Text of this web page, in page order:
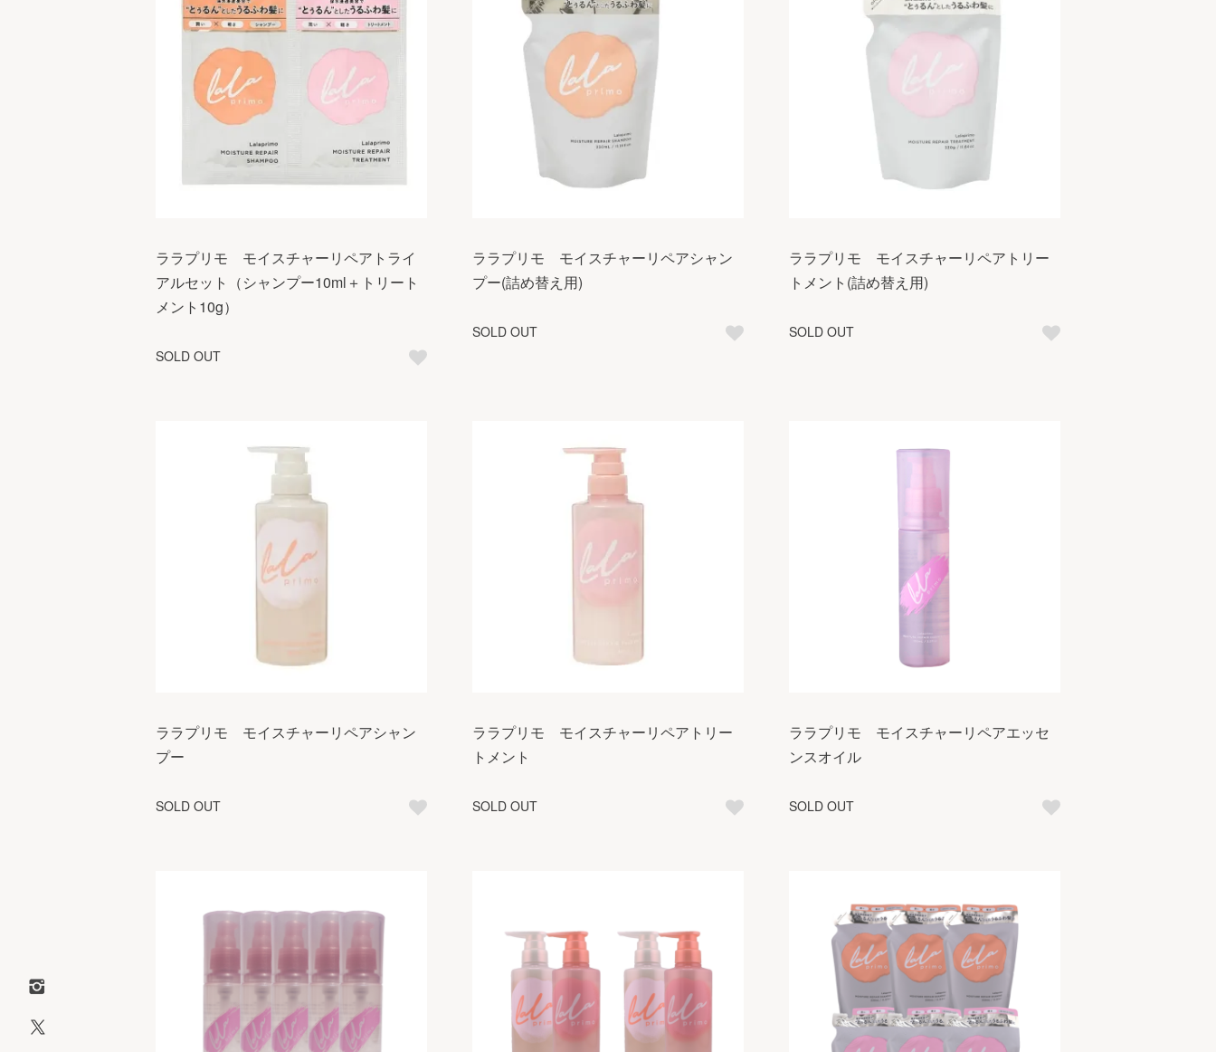
ララプリモ モイスチャーリペアトライ
アルセット（シャンプー10ml＋トリート
メント10g）
SOLD OUT
ララプリモ モイスチャーリペアシャン
プー(詰め替え用)
SOLD OUT
ララプリモ モイスチャーリペアトリー
トメント(詰め替え用)
SOLD OUT
ララプリモ モイスチャーリペアシャン
プー
SOLD OUT
ララプリモ モイスチャーリペアトリー
トメント
SOLD OUT
ララプリモ モイスチャーリペアエッセ
ンスオイル
SOLD OUT